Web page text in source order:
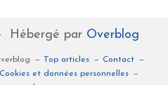
Hébergé par Overblog
Top articles
Contact
Cookies et données personnelles